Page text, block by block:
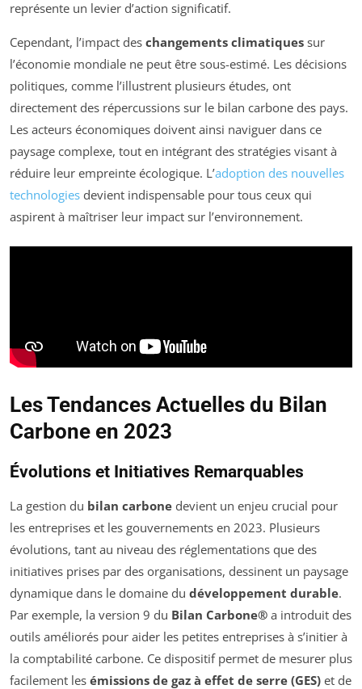
représente un levier d’action significatif.
Cependant, l’impact des changements climatiques sur
l’économie mondiale ne peut être sous-estimé. Les décisions
politiques, comme l’illustrent plusieurs études, ont
directement des répercussions sur le bilan carbone des pays.
Les acteurs économiques doivent ainsi naviguer dans ce
paysage complexe, tout en intégrant des stratégies visant à
réduire leur empreinte écologique. L’adoption des nouvelles
technologies devient indispensable pour tous ceux qui
aspirent à maîtriser leur impact sur l’environnement.
Les Tendances Actuelles du Bilan
Carbone en 2023
Évolutions et Initiatives Remarquables
La gestion du bilan carbone devient un enjeu crucial pour
les entreprises et les gouvernements en 2023. Plusieurs
évolutions, tant au niveau des réglementations que des
initiatives prises par des organisations, dessinent un paysage
dynamique dans le domaine du développement durable.
Par exemple, la version 9 du Bilan Carbone® a introduit des
outils améliorés pour aider les petites entreprises à s’initier à
la comptabilité carbone. Ce dispositif permet de mesurer plus
facilement les émissions de gaz à effet de serre (GES) et de